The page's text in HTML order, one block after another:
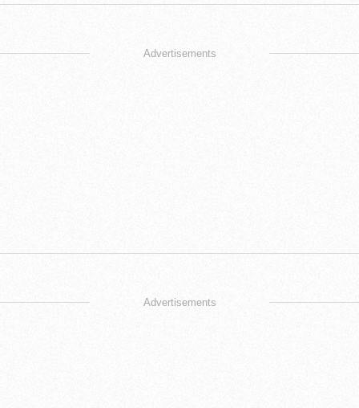
Advertisements
Advertisements